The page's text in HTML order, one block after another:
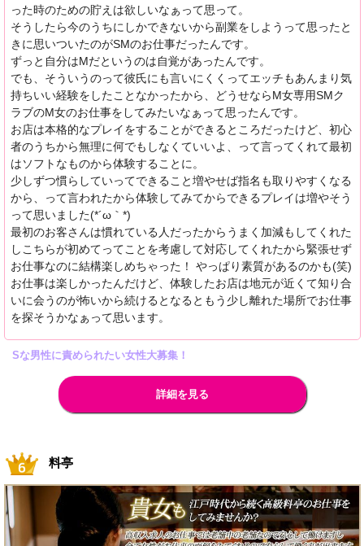
った時のための貯えは欲しいなぁって思って。
そうしたら今のうちにしかできないから副業をしようって思ったと
きに思いついたのがSMのお仕事だったんです。
ずっと自分はMだというのは自覚があったんです。
でも、そういうのって彼氏にも言いにくくってエッチもあんまり気
持ちいい経験をしたことなかったから、どうせならM女専用SMク
ラブのM女のお仕事をしてみたいなぁって思ったんです。
お店は本格的なプレイをすることができるところだったけど、初心
者のうちから無理に何でもしなくていいよ、って言ってくれて最初
はソフトなものから体験することに。
少しずつ慣らしていってできること増やせば指名も取りやすくなる
から、って言われたから体験してみてからできるプレイは増やそう
って思いました(*´ω｀*)
最初のお客さんは慣れている人だったからうまく加減もしてくれた
しこちらが初めてってことを考慮して対応してくれたから緊張せず
お仕事なのに結構楽しめちゃった！ やっぱり素質があるのかも(笑)
お仕事は楽しかったんだけど、体験したお店は地元が近くて知り合
いに会うのが怖いから続けるとなるともう少し離れた場所でお仕事
を探そうかなぁって思います。
Sな男性に責められたい女性大募集！
詳細を見る
料亭